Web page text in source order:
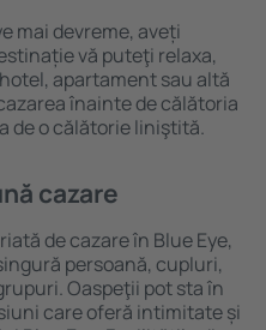
mai devreme, aveți
vă puteţi relaxa,
apartament sau altă
înainte de călătoria
de o călătorie liniştită.
cazare
de cazare în Blue Eye,
persoană, cupluri,
Oaspeţii pot sta în
care oferă intimitate și